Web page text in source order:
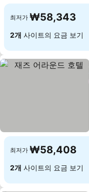
최저가 ₩58,343
2개 사이트의 요금 보기
최저가 ₩58,408
2개 사이트의 요금 보기